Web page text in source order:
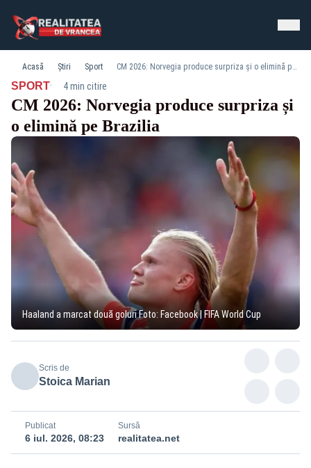
Acasă Știri Sport CM 2026: Norvegia produce surpriza și o elimină pe Brazilia
SPORT· 4 min citire
CM 2026: Norvegia produce surpriza și
o elimină pe Brazilia
Haaland a marcat două goluri Foto: Facebook | FIFA World Cup
Scris de
Stoica Marian
Publicat
6 iul. 2026, 08:23
Sursă
realitatea.net